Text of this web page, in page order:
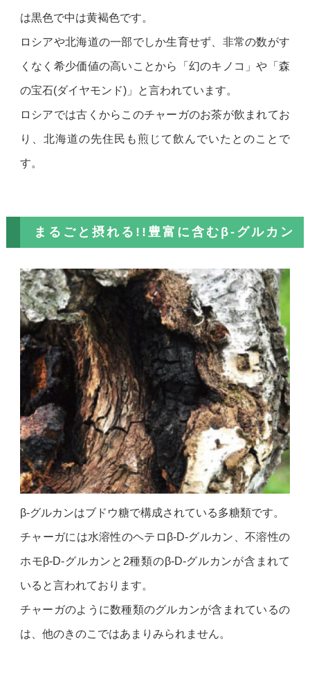
は黒色で中は黄褐色です。
ロシアや北海道の一部でしか生育せず、非常の数がす
くなく希少価値の高いことから「幻のキノコ」や「森
の宝石(ダイヤモンド)」と言われています。
ロシアでは古くからこのチャーガのお茶が飲まれてお
り、北海道の先住民も煎じて飲んでいたとのことで
す。
まるごと摂れる!!豊富に含むβ-グルカン
β-グルカンはブドウ糖で構成されている多糖類です。
チャーガには水溶性のヘテロβ-D-グルカン、不溶性の
ホモβ-D-グルカンと2種類のβ-D-グルカンが含まれて
いると言われております。
チャーガのように数種類のグルカンが含まれているの
は、他のきのこではあまりみられません。